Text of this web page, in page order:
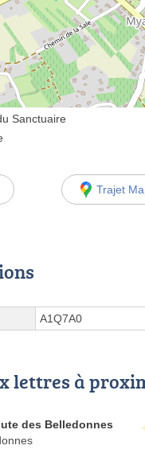
Sanctuaire
Trajet
A1Q7A0
lettres à
des Belledonnes